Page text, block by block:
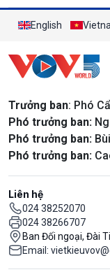
English
Trưởng ban: Phó
Phó trưởng ban:
Phó trưởng ban:
Phó trưởng ban:
Liên hệ
024 38252070
024 38266707
Ban Đối ngoại, Đài
Email: